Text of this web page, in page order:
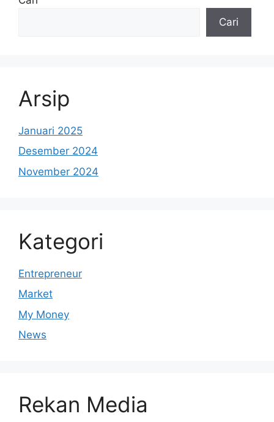
Cari
Arsip
Januari 2025
Desember 2024
November 2024
Kategori
Entrepreneur
Market
My Money
News
Rekan Media